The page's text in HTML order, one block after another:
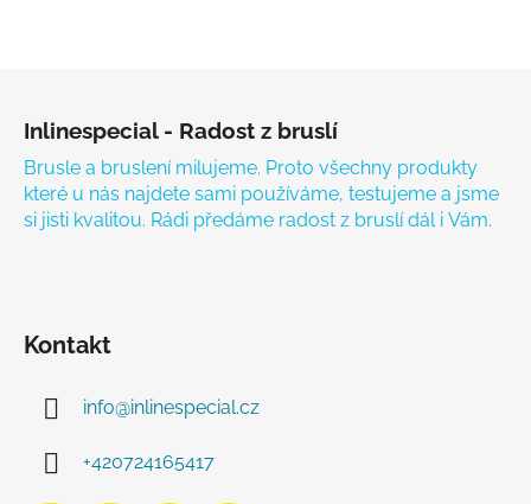
Inlinespecial - Radost z bruslí
Brusle a bruslení milujeme. Proto všechny produkty
které u nás najdete sami používáme, testujeme a jsme
si jisti kvalitou. Rádi předáme radost z bruslí dál i Vám.
Kontakt
info@inlinespecial.cz
+420724165417